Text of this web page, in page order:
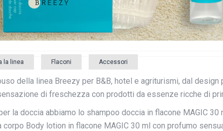
la linea Flaconi Accessori
della linea Breezy per B&B, hotel e agriturismi, dal
di freschezza con prodotti da essenze ricche di
la doccia abbiamo lo shampoo doccia in flacone MAGIC
corpo Body lotion in flacone MAGIC 30 ml con profumo